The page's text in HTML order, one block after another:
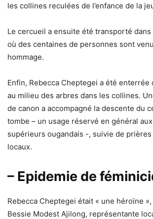
les collines reculées de l’enfance de la
Le cercueil a ensuite été transporté
où des centaines de personnes sont
hommage.
Enfin, Rebecca Cheptegei a été enterrée
au milieu des arbres dans les collines.
de canon a accompagné la descente du
tombe – un usage réservé en général
supérieurs ougandais -, suivie de
locaux.
– Epidemie de
Rebecca Cheptegei était « une héroïne »,
Bessie Modest Ajilong, représentante